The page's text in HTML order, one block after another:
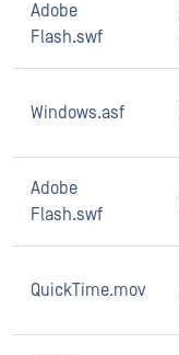
Adobe
Flash.swf
Windows.asf
Adobe
Flash.swf
QuickTime.mov